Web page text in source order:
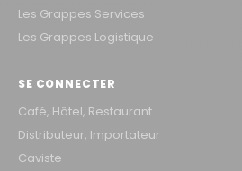
Les Grappes Services
Les Grappes Logistique
SE CONNECTER
Café, Hôtel, Restaurant
Distributeur, Importateur
Caviste